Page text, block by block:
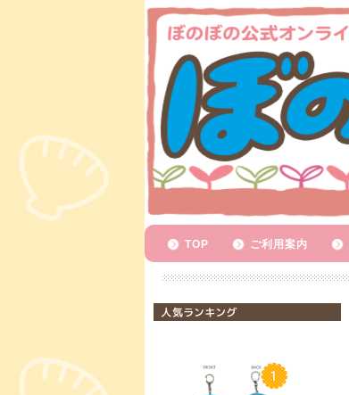
TOP ご利用案内
人気ランキング